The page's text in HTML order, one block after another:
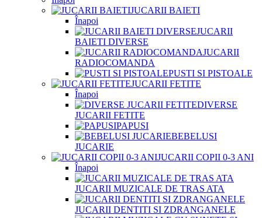
JUCARII BAIETI
Înapoi
JUCARII
BAIETI DIVERSE
JUCARII
RADIOCOMANDA
PUSTI SI PISTOALE
JUCARII FETITE
Înapoi
DIVERSE
JUCARII FETITE
PAPUSI
BEBELUSI
JUCARIE
JUCARII COPII 0-3 ANI
Înapoi
JUCARII MUZICALE DE TRAS ATA
JUCARII DENTITI SI ZDRANGANELE